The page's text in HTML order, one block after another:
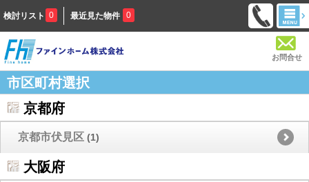
検討リスト 0 最近見た物件 0
お問合せ
市区町村選択
京都府
京都市伏見区 (1)
大阪府